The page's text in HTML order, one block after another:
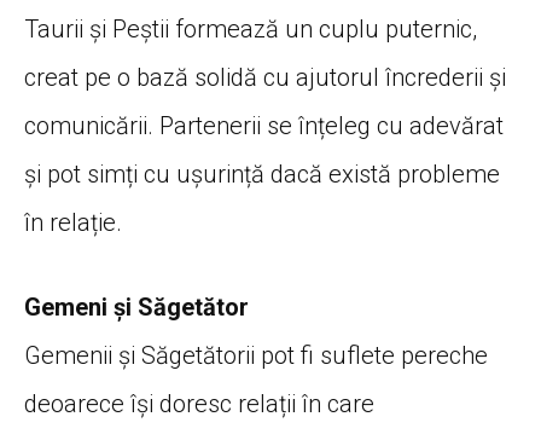
Taurii și Peștii formează un cuplu puternic,
creat pe o bază solidă cu ajutorul încrederii și
comunicării. Partenerii se înțeleg cu adevărat
și pot simți cu ușurință dacă există probleme
în relație.
Gemeni și Săgetător
Gemenii și Săgetătorii pot fi suflete pereche
deoarece își doresc relații în care